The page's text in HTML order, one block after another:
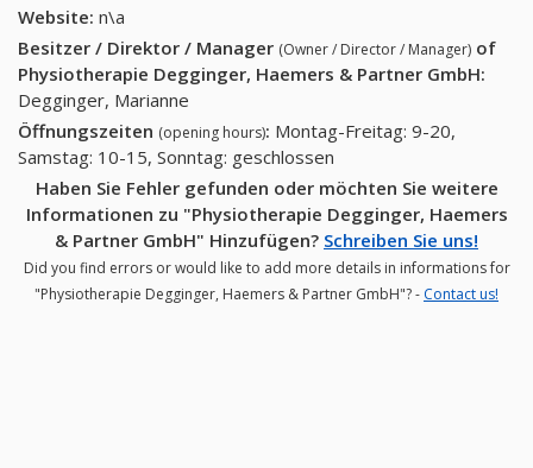
Website: n\a
Besitzer / Direktor / Manager (Owner / Director / Manager) of
Physiotherapie Degginger, Haemers & Partner GmbH:
Degginger, Marianne
Öffnungszeiten (opening hours): Montag-Freitag: 9-20,
Samstag: 10-15, Sonntag: geschlossen
Haben Sie Fehler gefunden oder möchten Sie weitere
Informationen zu "Physiotherapie Degginger, Haemers
& Partner GmbH" Hinzufügen? Schreiben Sie uns!
Did you find errors or would like to add more details in informations for
"Physiotherapie Degginger, Haemers & Partner GmbH"? - Contact us!